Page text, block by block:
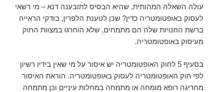
עולה השאלה המהותית, שהיא הבסיס לתובענה דנא – מי רשאי
לעסוק באופטומטריה כדין? שכן לטענת הלפרין, בודקי הראייה
ברשת החנויות שלה הם מתמחים, שלא הוחרגו במצוות החוק
מעיסוק באופטומטריה.
בסעיף 5 לחוק האופטומטריה יש איסור על מי שאין בידיו רשיון
לפי חוק האופטומטריה לעסוק באופטומטריה. הוראת האיסור
מחריגה רופא מומחה או מתמחה במחלות עיניים וכן מתמחה